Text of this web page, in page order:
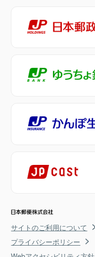
サイトのご利用について
プライバシーポリシー